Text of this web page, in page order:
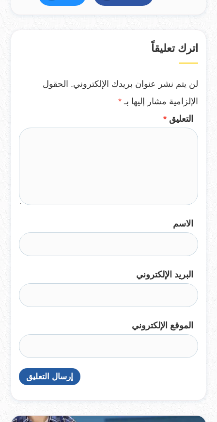
اترك تعليقاً
لن يتم نشر عنوان بريدك الإلكتروني. الحقول
الإلزامية مشار إليها بـ *
التعليق *
الاسم
البريد الإلكتروني
الموقع الإلكتروني